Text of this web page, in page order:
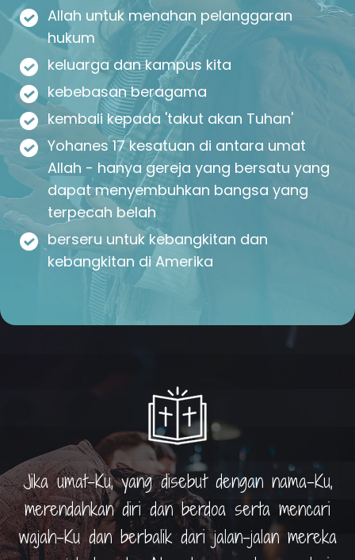
Allah untuk menahan pelanggaran
hukum
keluarga dan kampus kita
kebebasan beragama
kembali kepada 'takut akan Tuhan'
Yohanes 17 kesatuan di antara umat
Allah - hanya gereja yang bersatu yang
dapat menyembuhkan bangsa yang
terpecah belah
berseru untuk kebangkitan dan
kebangkitan di Amerika
Jika umat-Ku, yang disebut dengan nama-Ku,
merendahkan diri dan berdoa serta mencari
wajah-Ku dan berbalik dari jalan-jalan mereka